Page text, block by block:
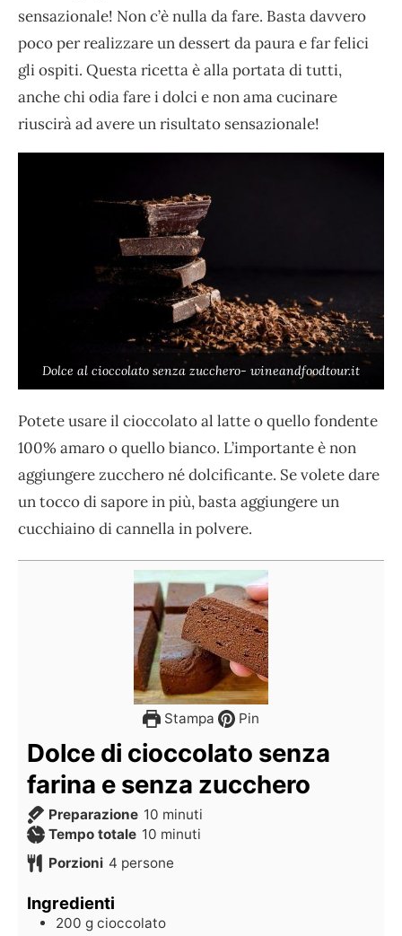
sensazionale! Non c’è nulla da fare. Basta davvero
poco per realizzare un dessert da paura e far felici
gli ospiti. Questa ricetta è alla portata di tutti,
anche chi odia fare i dolci e non ama cucinare
riuscirà ad avere un risultato sensazionale!
Dolce al cioccolato senza zucchero- wineandfoodtour.it
Potete usare il cioccolato al latte o quello fondente
100% amaro o quello bianco. L’importante è non
aggiungere zucchero né dolcificante. Se volete dare
un tocco di sapore in più, basta aggiungere un
cucchiaino di cannella in polvere.
Stampa Pin
Dolce di cioccolato senza
farina e senza zucchero
Preparazione 10 minuti
Tempo totale 10 minuti
Porzioni 4 persone
Ingredienti
200 g cioccolato